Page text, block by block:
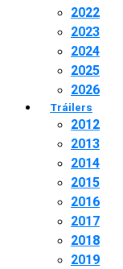
2022
2023
2024
2025
2026
Tráilers
2012
2013
2014
2015
2016
2017
2018
2019